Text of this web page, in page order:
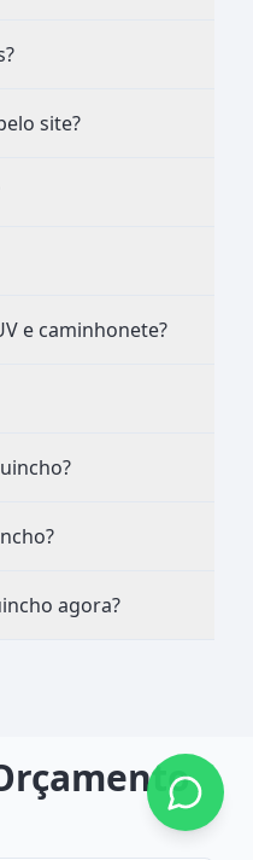
site?
e caminhonete?
agora?